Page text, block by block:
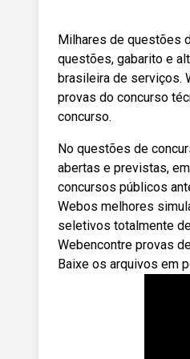
Milhares de questões
questões, gabarito e
brasileira de serviços.
provas do concurso
concurso.
No questões de
abertas e previstas,
concursos públicos
Webos melhores
seletivos totalmente
Webencontre provas
Baixe os arquivos em